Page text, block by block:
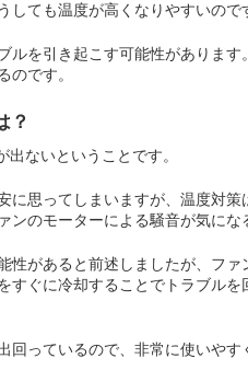
ても温度が高くなりやすいので
を引き起こす可能性があります。
のです。
？
ないということです。
に思ってしまいますが、温度対策
のモーターによる騒音が気にな
があると前述しましたが、ファ
ぐに冷却することでトラブルを
っているので、非常に使いやす